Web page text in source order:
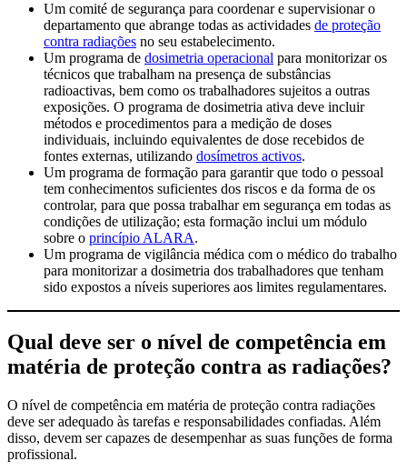
Um comité de segurança para coordenar e supervisionar o
departamento que abrange todas as actividades de proteção
contra radiações no seu estabelecimento.
Um programa de dosimetria operacional para monitorizar os
técnicos que trabalham na presença de substâncias
radioactivas, bem como os trabalhadores sujeitos a outras
exposições. O programa de dosimetria ativa deve incluir
métodos e procedimentos para a medição de doses
individuais, incluindo equivalentes de dose recebidos de
fontes externas, utilizando dosímetros activos.
Um programa de formação para garantir que todo o pessoal
tem conhecimentos suficientes dos riscos e da forma de os
controlar, para que possa trabalhar em segurança em todas as
condições de utilização; esta formação inclui um módulo
sobre o princípio ALARA.
Um programa de vigilância médica com o médico do trabalho
para monitorizar a dosimetria dos trabalhadores que tenham
sido expostos a níveis superiores aos limites regulamentares.
Qual deve ser o nível de competência em
matéria de proteção contra as radiações?
O nível de competência em matéria de proteção contra radiações
deve ser adequado às tarefas e responsabilidades confiadas. Além
disso, devem ser capazes de desempenhar as suas funções de forma
profissional.